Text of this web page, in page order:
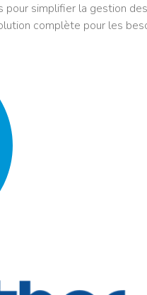
simplifier la gestion
complète pour les